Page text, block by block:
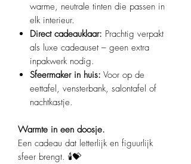
warme, neutrale tinten die passen in
elk interieur.
Direct cadeauklaar: Prachtig verpakt
als luxe cadeauset – geen extra
inpakwerk nodig.
Sfeermaker in huis: Voor op de
eettafel, vensterbank, salontafel of
nachtkastje.
Warmte in een doosje.
Een cadeau dat letterlijk en figuurlijk
sfeer brengt. 🕯️💝